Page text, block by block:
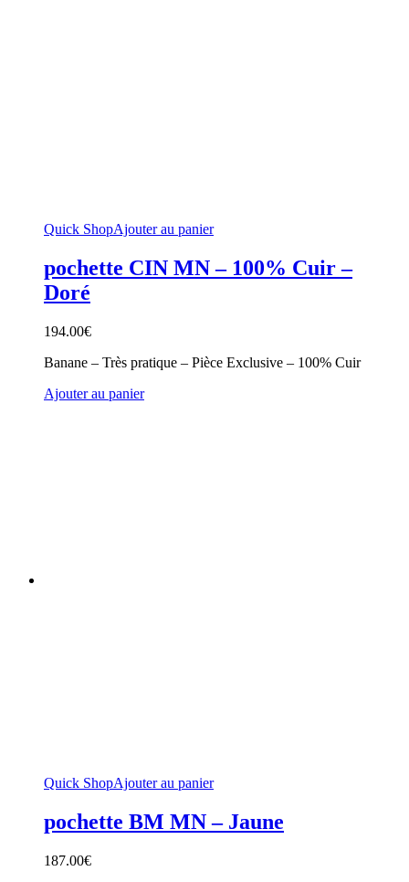
Quick ShopAjouter au panier
pochette CIN MN – 100% Cuir –
Doré
194.00€
Banane – Très pratique – Pièce Exclusive – 100% Cuir
Ajouter au panier
Quick ShopAjouter au panier
pochette BM MN – Jaune
187.00€